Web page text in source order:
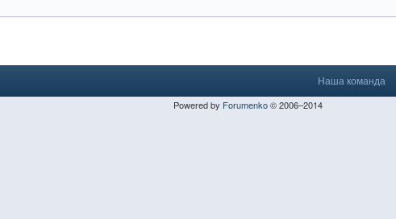
Наша команда
Powered by Forumenko© 2006–2014